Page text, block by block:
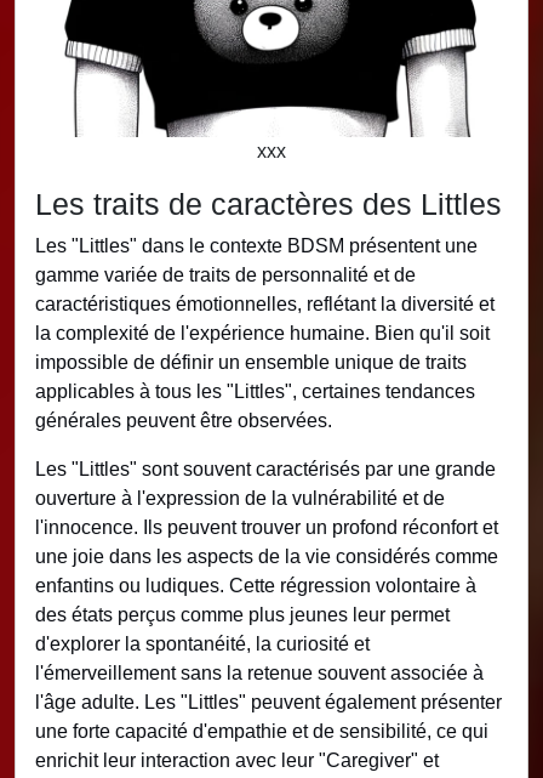
xxx
Les traits de caractères des Littles
Les "Littles" dans le contexte BDSM présentent une
gamme variée de traits de personnalité et de
caractéristiques émotionnelles, reflétant la diversité et
la complexité de l'expérience humaine. Bien qu'il soit
impossible de définir un ensemble unique de traits
applicables à tous les "Littles", certaines tendances
générales peuvent être observées.
Les "Littles" sont souvent caractérisés par une grande
ouverture à l'expression de la vulnérabilité et de
l'innocence. Ils peuvent trouver un profond réconfort et
une joie dans les aspects de la vie considérés comme
enfantins ou ludiques. Cette régression volontaire à
des états perçus comme plus jeunes leur permet
d'explorer la spontanéité, la curiosité et
l'émerveillement sans la retenue souvent associée à
l'âge adulte. Les "Littles" peuvent également présenter
une forte capacité d'empathie et de sensibilité, ce qui
enrichit leur interaction avec leur "Caregiver" et